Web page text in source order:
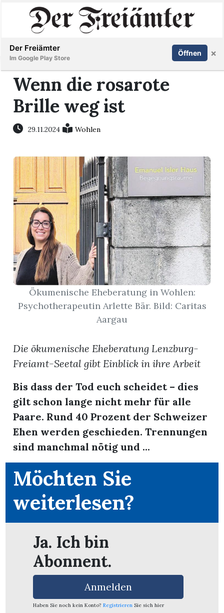
Immobilien
Veranstaltungen
Stellen
E-
Paper
Newsletter
App
Inserieren Abonnieren Anmelden
Wenn die rosarote
Brille weg ist
29.11.2024 Wohlen
Ökumenische Eheberatung in Wohlen:
Psychotherapeutin Arlette Bär. Bild: Caritas
Aargau
Die ökumenische Eheberatung Lenzburg-
Freiamt-Seetal gibt Einblick in ihre Arbeit
Bis dass der Tod euch scheidet – dies
gilt schon lange nicht mehr für alle
Paare. Rund 40 Prozent der Schweizer
Ehen werden geschieden. Trennungen
sind manchmal nötig und ...
Möchten Sie
weiterlesen?
Ja. Ich bin
Abonnent.
Anmelden
Haben Sie noch kein Konto? Registrieren Sie sich hier
Der Freiämter
Im Google Play Store
Öffnen ×